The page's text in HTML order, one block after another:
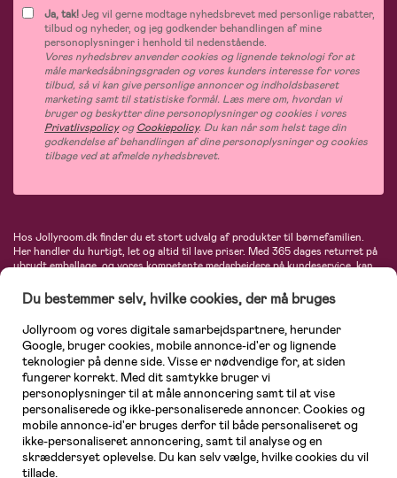
Ja, tak!Jeg vil gerne modtage nyhedsbrevet med personlige rabatter,
tilbud og nyheder, og jeg godkender behandlingen af mine
personoplysninger i henhold til nedenstående.
Vores nyhedsbrev anvender cookies og lignende teknologi for at
måle markedsåbningsgraden og vores kunders interesse for vores
tilbud, så vi kan give personlige annoncer og indholdsbaseret
marketing samt til statistiske formål. Læs mere om, hvordan vi
bruger og beskytter dine personoplysninger og cookies i vores
PrivatlivspolicyogCookiepolicy. Du kan når som helst tage din
godkendelse af behandlingen af dine personoplysninger og cookies
tilbage ved at afmelde nyhedsbrevet.
Hos Jollyroom.dk finder du et stort udvalg af produkter til børnefamilien.
Her handler du hurtigt, let og altid til lave priser. Med 365 dages returret på
ubrudt emballage, og vores kompetente medarbejdere på kundeservice, kan
barnevogne, autostole, børne- og babytøj, produkter til gravide og ammende
mødre, indretning og inspiration, legetøj, babyudstyr og meget mere. Vi
tilbyder produkter fra velkendte varemærker som Britax, Maxi-Cosi, Baby
Jogger, BabyBjörn, Didriksons, KidKraft, Ergobaby, Phillips Avent, Neonate,
Cybex, LEGO og mange flere. Kort sagt - et kæmpe sortiment venter på dig!
Du bestemmer selv, hvilke cookies, der må bruges
Jollyroom og vores digitale samarbejdspartnere, herunder
Google, bruger cookies, mobile annonce-id'er og lignende
teknologier på denne side. Visse er nødvendige for, at siden
fungerer korrekt. Med dit samtykke bruger vi
personoplysninger til at måle annoncering samt til at vise
personaliserede og ikke-personaliserede annoncer. Cookies og
mobile annonce-id'er bruges derfor til både personaliseret og
ikke-personaliseret annoncering, samt til analyse og en
skræddersyet oplevelse. Du kan selv vælge, hvilke cookies du vil
tillade.